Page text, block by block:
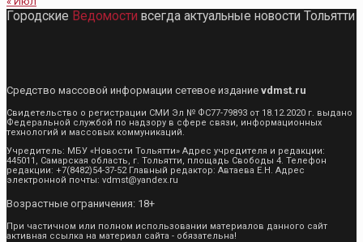
Городские Ведомости всегда актуальные новости Тольятти
Средство массовой информации сетевое издание vdmst.ru
Свидетельство о регистрации СМИ Эл № ФС77-79893 от 18.12.2020 г. выдано
Федеральной службой по надзору в сфере связи, информационных
технологий и массовых коммуникаций.
Учредитель: МБУ «Новости Тольятти» Адрес учредителя и редакции:
445011, Самарская область, г. Тольятти, площадь Свободы 4. Телефон
редакции: +7(8482)54-37-52 Главный редактор: Автаева Е.Н. Адрес
электронной почты: vdmst@yandex.ru
Возрастные ограничения: 18+
При частичном или полном использовании материалов данного сайт
активная ссылка на материал сайта - обязательна!